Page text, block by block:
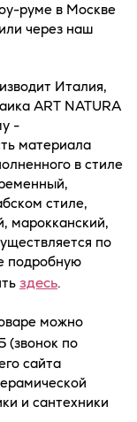
руме в Москве
через наш
Италия,
ART NATURA
-
материала
в стиле
стиле,
марокканский,
по
подробную
здесь.
можно
(звонок по
сайта
и сантехники